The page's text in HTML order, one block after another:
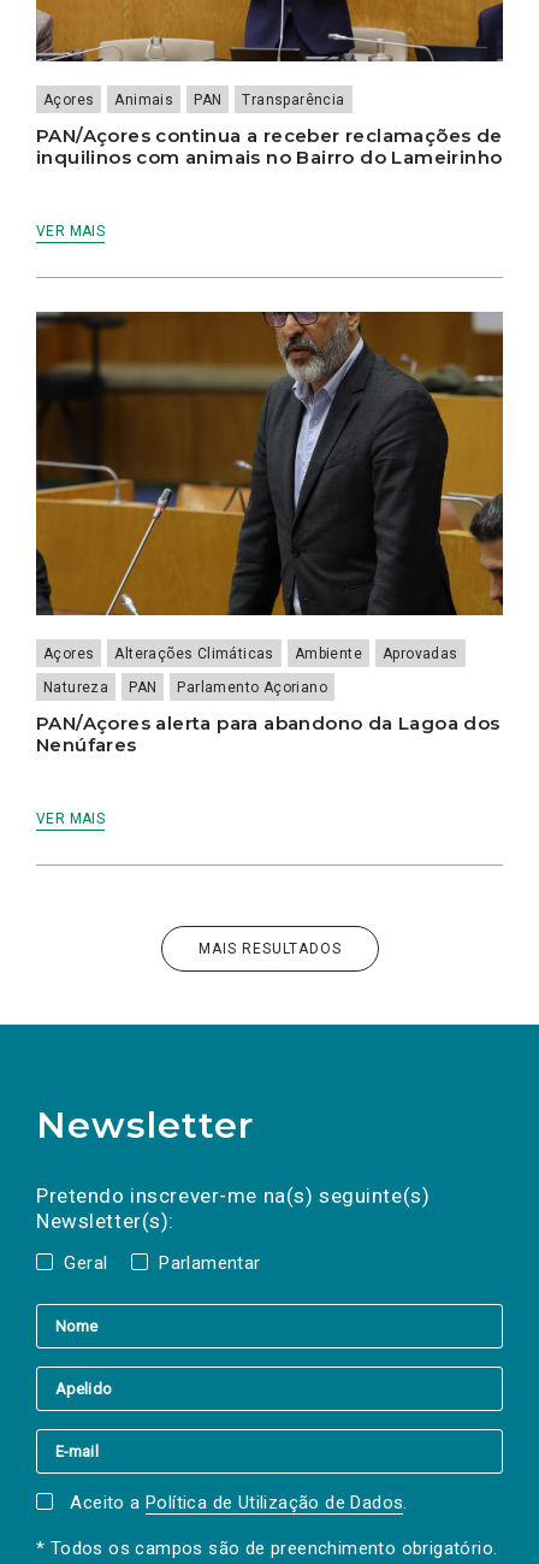
Açores Animais PAN Transparência
PAN/Açores continua a receber reclamações de
inquilinos com animais no Bairro do Lameirinho
VER MAIS
Açores Alterações Climáticas Ambiente
Aprovadas
Natureza
PAN Parlamento Açoriano
PAN/Açores alerta para abandono da Lagoa dos
Nenúfares
VER MAIS
MAIS RESULTADOS
Newsletter
Pretendo inscrever-me na(s) seguinte(s)
Newsletter(s):
Geral Parlamentar
a(s) newsletter(s).
mail
Aceito a Política de Utilização de Dados.
* Todos os campos são de preenchimento obrigatório.